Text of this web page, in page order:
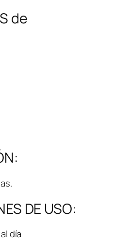
de
DE USO:
día